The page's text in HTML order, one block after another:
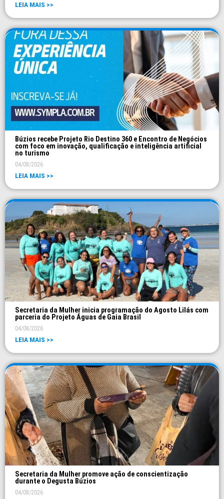
LEIA MAIS >>
Búzios recebe Projeto Rio Destino 360 e Encontro de Negócios
com foco em inovação, qualificação e inteligência artificial
no turismo
04/08/2026
LEIA MAIS >>
Secretaria da Mulher inicia programação do Agosto Lilás com
parceria do Projeto Águas de Gaia Brasil
04/08/2026
LEIA MAIS >>
Secretaria da Mulher promove ação de conscientização
durante o Degusta Búzios
04/08/2026